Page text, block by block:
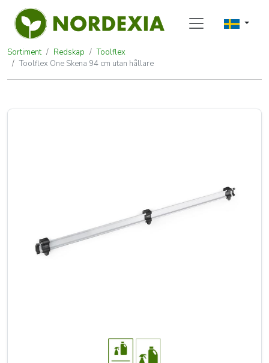
Sortiment Redskap
Toolflex
Toolflex One Skena 94 cm utan hållare
Toolflex One Skena 94 cm utan